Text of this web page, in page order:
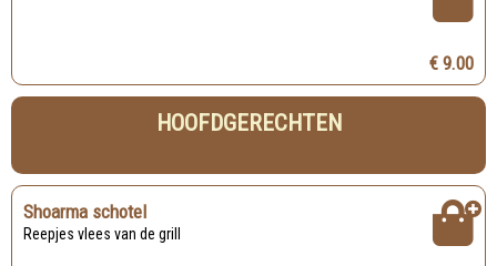
€ 9.00
HOOFDGERECHTEN
Shoarma schotel
Reepjes vlees van de grill